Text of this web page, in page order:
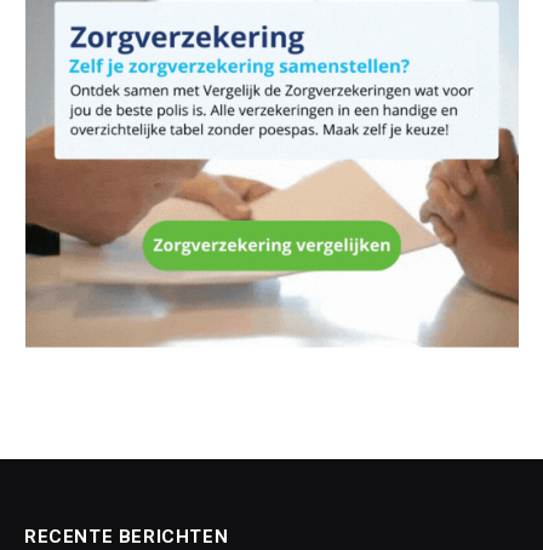
RECENTE BERICHTEN